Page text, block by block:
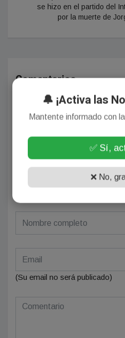
se hizo en el partido del
por la muerte de
Comentarios
Se el primero
(Su email no será publicado)
🔔 ¡Activa las
Mantente informado con
✅ Sí,
❌ No,